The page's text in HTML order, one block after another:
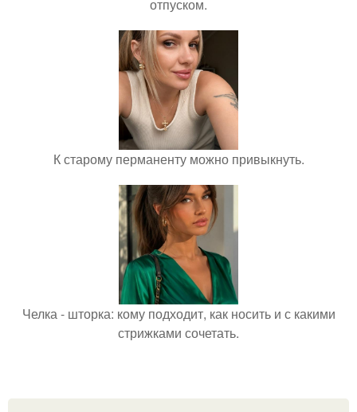
отпуском.
К старому перманенту можно привыкнуть.
Челка - шторка: кому подходит, как носить и с какими
стрижками сочетать.